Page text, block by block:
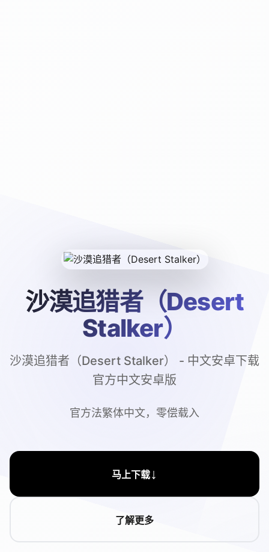
沙漠追猎者（Desert
Stalker）
沙漠追猎者（Desert Stalker） - 中文安卓下载
官方中文安卓版
官方法繁体中文，零偿载入
马上下载↓
了解更多